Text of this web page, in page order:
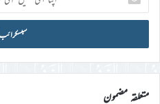
ای
میل
ڈی
درج
کریں
متعلقہ مضمون